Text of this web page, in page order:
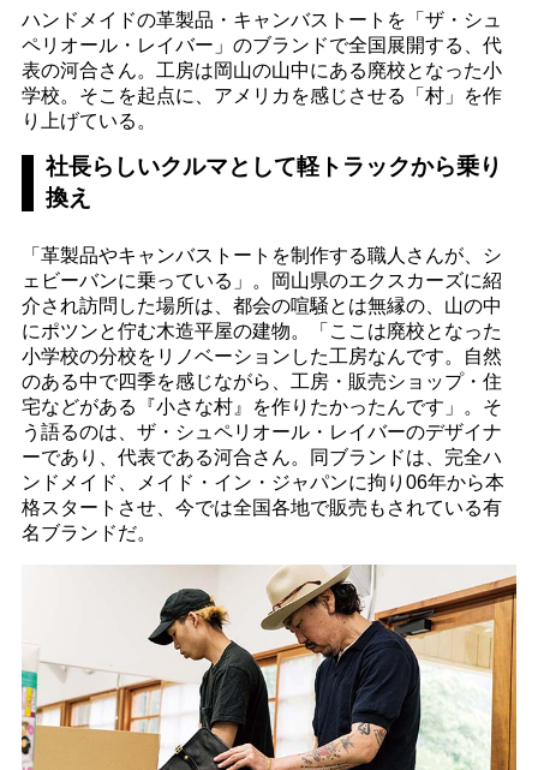
ハンドメイドの革製品・キャンバストートを「ザ・シュ
ペリオール・レイバー」のブランドで全国展開する、代
表の河合さん。工房は岡山の山中にある廃校となった小
学校。そこを起点に、アメリカを感じさせる「村」を作
り上げている。
社長らしいクルマとして軽トラックから乗り
換え
「革製品やキャンバストートを制作する職人さんが、シ
ェビーバンに乗っている」。岡山県のエクスカーズに紹
介され訪問した場所は、都会の喧騒とは無縁の、山の中
にポツンと佇む木造平屋の建物。「ここは廃校となった
小学校の分校をリノベーションした工房なんです。自然
のある中で四季を感じながら、工房・販売ショップ・住
宅などがある『小さな村』を作りたかったんです」。そ
う語るのは、ザ・シュペリオール・レイバーのデザイナ
ーであり、代表である河合さん。同ブランドは、完全ハ
ンドメイド、メイド・イン・ジャパンに拘り06年から本
格スタートさせ、今では全国各地で販売もされている有
名ブランドだ。